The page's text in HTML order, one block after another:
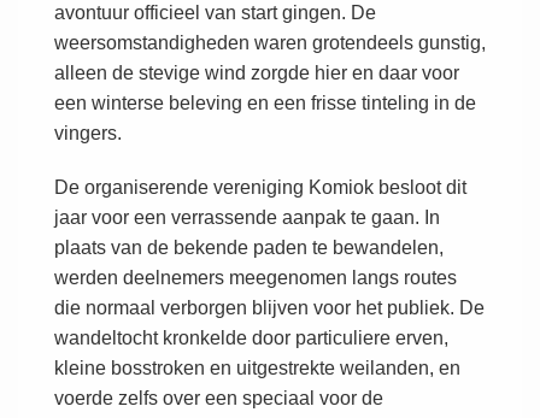
avontuur officieel van start gingen. De
weersomstandigheden waren grotendeels gunstig,
alleen de stevige wind zorgde hier en daar voor
een winterse beleving en een frisse tinteling in de
vingers.
De organiserende vereniging Komiok besloot dit
jaar voor een verrassende aanpak te gaan. In
plaats van de bekende paden te bewandelen,
werden deelnemers meegenomen langs routes
die normaal verborgen blijven voor het publiek. De
wandeltocht kronkelde door particuliere erven,
kleine bosstroken en uitgestrekte weilanden, en
voerde zelfs over een speciaal voor de